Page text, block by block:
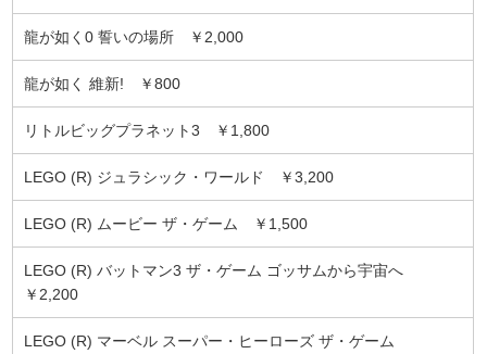
龍が如く0 誓いの場所 ￥2,000
龍が如く 維新! ￥800
リトルビッグプラネット3 ￥1,800
LEGO (R) ジュラシック・ワールド ￥3,200
LEGO (R) ムービー ザ・ゲーム ￥1,500
LEGO (R) バットマン3 ザ・ゲーム ゴッサムから宇宙へ
￥2,200
LEGO (R) マーベル スーパー・ヒーローズ ザ・ゲーム